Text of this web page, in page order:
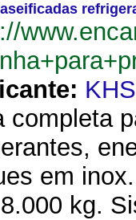
KHS
completa
em
kg.